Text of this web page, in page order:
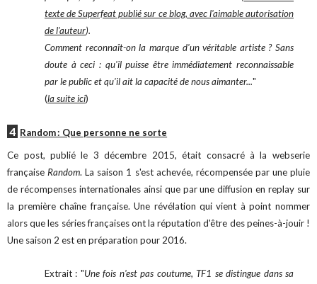
texte de Superfeat publié sur ce blog, avec l'aimable autorisation
de l'auteur).
Comment reconnaît-on la marque d'un véritable artiste ? Sans
doute à ceci : qu'il puisse être immédiatement reconnaissable
par le public et qu'il ait la capacité de nous aimanter..."
(la suite ici)
4 Random : Que personne ne sorte
Ce post, publié le 3 décembre 2015, était consacré à la webserie
françaiseRandom. La saison 1 s'est achevée, récompensée par une pluie
de récompenses internationales ainsi que par une diffusion en replay sur
la première chaîne française. Une révélation qui vient à point nommer
alors que les séries françaises ont la réputation d'être des peines-à-jouir !
Une saison 2 est en préparation pour 2016.
Extrait : "Une fois n'est pas coutume, TF1 se distingue dans sa